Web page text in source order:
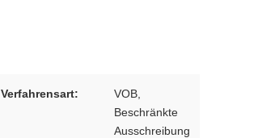
Verfahrensart:
VOB,
Beschränkte
Ausschreibung